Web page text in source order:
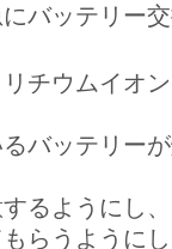
バッテリー交
チウムイオ
バッテリー
るようにし、
らうようにし